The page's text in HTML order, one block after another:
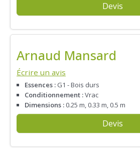
Devis
Arnaud Mansard
Écrire un avis
Essences : G1 - Bois durs
Conditionnement :Vrac
Dimensions : 0.25 m, 0.33 m, 0.5 m
Devis